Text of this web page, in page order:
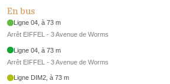
En bus
Ligne 04, à 73 m
Arrêt EIFFEL - 3 Avenue de Worms
Ligne 04, à 73 m
Arrêt EIFFEL - 3 Avenue de Worms
Ligne DIM2, à 73 m